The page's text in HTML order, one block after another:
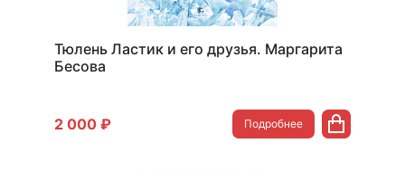
Тюлень Ластик и его друзья. Маргарита
Бесова
2 000 ₽ Подробнее